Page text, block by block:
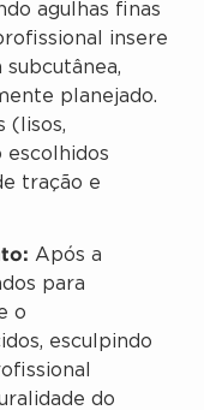
agulhas finas
insere
subcutânea,
planejado.
(lisos,
escolhidos
tração e
Após a
para
o
esculpindo
do